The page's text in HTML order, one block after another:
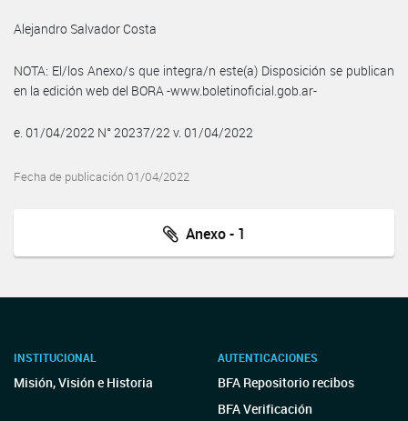
Alejandro Salvador Costa
NOTA: El/los Anexo/s que integra/n este(a) Disposición se publican
en la edición web del BORA -www.boletinoficial.gob.ar-
e. 01/04/2022 N° 20237/22 v. 01/04/2022
Fecha de publicación 01/04/2022
Anexo - 1
INSTITUCIONAL
Misión, Visión e Historia
AUTENTICACIONES
BFA Repositorio recibos
BFA Verificación